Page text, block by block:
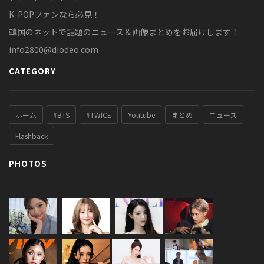
K-POPファンなら必見！
韓国のネットで話題のニュース＆画像まとめをお届けします！
info2800@diodeo.com
CATEGORY
ホーム #BTS #TWICE Youtube まとめ ニュース
Flashback
PHOTOS